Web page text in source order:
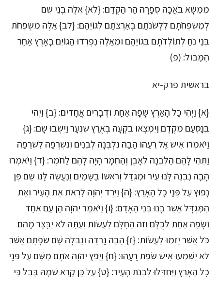
מִמֵּשָׁא בֹּאֲכָה סְפָרָה הַר הַקֶּדֶם: {לא} אֵלֶּה בְנֵי שֵׁם
לְמִשְׁפְּחֹתָם לִלְשֹׁנֹתָם בְּאַרְצֹתָם לְגוֹיֵהֶם: {לב} אֵלֶּה מִשְׁפְּחֹת
בְּנֵי נֹחַ לְתוֹלְדֹתָם בְּגוֹיֵהֶם וּמֵאֵלֶּה נִפְרְדוּ הַגּוֹיִם בָּאָרֶץ אַחַר
הַמַּבּוּל: (פ)
בראשית פרק-יא
{א} וַיְהִי כָל הָאָרֶץ שָׂפָה אֶחָת וּדְבָרִים אֲחָדִים: {ב} וַיְהִי
בְּנָסְעָם מִקֶּדֶם וַיִּמְצְאוּ בִקְעָה בְּאֶרֶץ שִׁנְעָר וַיֵּשְׁבוּ שָׁם: {ג}
וַיֹּאמְרוּ אִישׁ אֶל רֵעֵהוּ הָבָה נִלְבְּנָה לְבֵנִים וְנִשְׂרְפָה לִשְׂרֵפָה
וַתְּהִי לָהֶם הַלְּבֵנָה לְאָבֶן וְהַחֵמָר הָיָה לָהֶם לַחֹמֶר: {ד} וַיֹּאמְרוּ
הָבָה נִבְנֶה לָּנוּ עִיר וּמִגְדָּל וְרֹאשׁוֹ בַשָּׁמַיִם וְנַעֲשֶׂה לָּנוּ שֵׁם פֶּן
נָפוּץ עַל פְּנֵי כָל הָאָרֶץ: {ה} וַיֵּרֶד יְהֹוָה לִרְאֹת אֶת הָעִיר וְאֶת
הַמִּגְדָּל אֲשֶׁר בָּנוּ בְּנֵי הָאָדָם: {ו} וַיֹּאמֶר יְהֹוָה הֵן עַם אֶחָד
וְשָׂפָה אַחַת לְכֻלָּם וְזֶה הַחִלָּם לַעֲשׂוֹת וְעַתָּה לֹא יִבָּצֵר מֵהֶם
כֹּל אֲשֶׁר יָזְמוּ לַעֲשׂוֹת: {ז} הָבָה נֵרְדָה וְנָבְלָה שָׁם שְׂפָתָם אֲשֶׁר
לֹא יִשְׁמְעוּ אִישׁ שְׂפַת רֵעֵהוּ: {ח} וַיָּפֶץ יְהֹוָה אֹתָם מִשָּׁם עַל פְּנֵי
כָל הָאָרֶץ וַיַּחְדְּלוּ לִבְנֹת הָעִיר: {ט} עַל כֵּן קָרָא שְׁמָהּ בָּבֶל כִּי